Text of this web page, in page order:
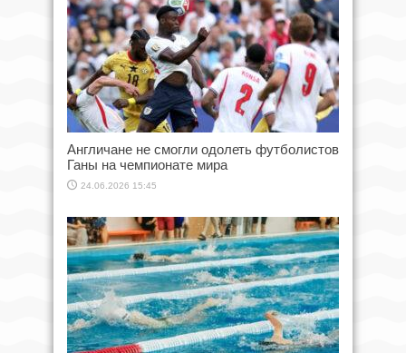
Англичане не смогли одолеть футболистов
Ганы на чемпионате мира
24.06.2026 15:45